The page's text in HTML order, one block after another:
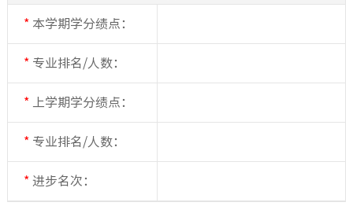
*本学期学分绩点：
*专业排名/人数：
*上学期学分绩点：
*专业排名/人数：
*进步名次：